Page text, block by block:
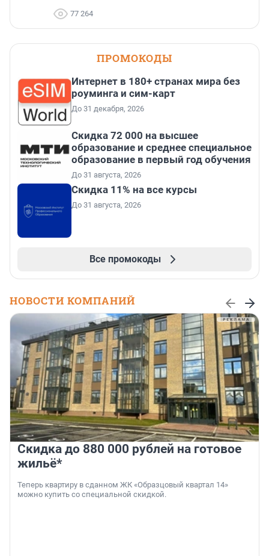
77 264
ПРОМОКОДЫ
Интернет в 180+ странах мира без
роуминга и сим-карт
До 31 декабря, 2026
Скидка 72 000 на высшее
образование и среднее специальное
образование в первый год обучения
До 31 августа, 2026
Скидка 11% на все курсы
До 31 августа, 2026
Все промокоды
НОВОСТИ КОМПАНИЙ
Скидка до 880 000 рублей на готовое
жильё*
Теперь квартиру в сданном ЖК «Образцовый квартал 14»
можно купить со специальной скидкой.